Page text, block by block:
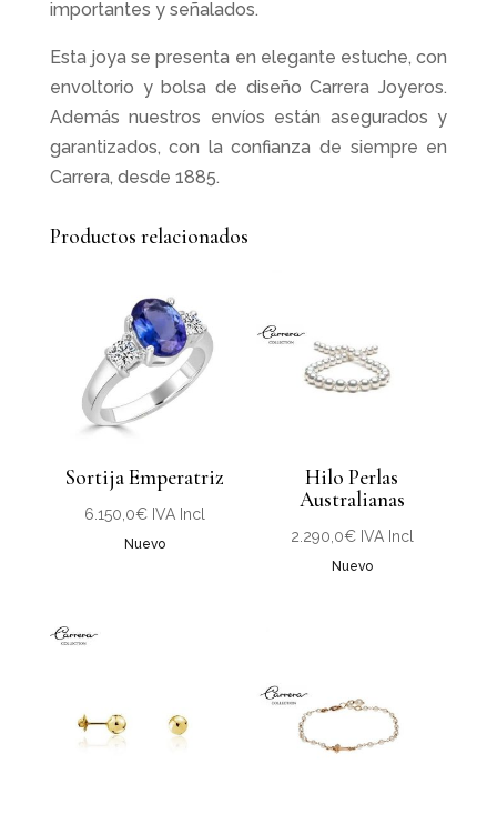
importantes y señalados.
Esta joya se presenta en elegante estuche, con
envoltorio y bolsa de diseño Carrera Joyeros.
Además nuestros envíos están asegurados y
garantizados, con la confianza de siempre en
Carrera, desde 1885.
Productos relacionados
Sortija Emperatriz
6.150,0€ IVA Incl
Nuevo
Hilo Perlas
Australianas
2.290,0€ IVA Incl
Nuevo